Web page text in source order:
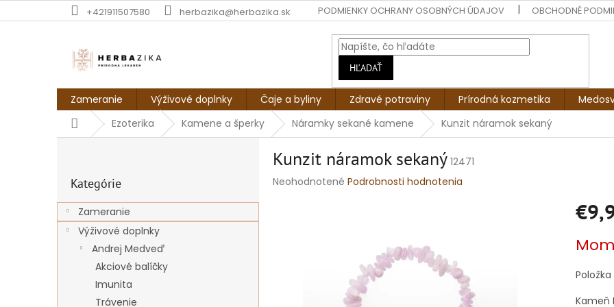
na
+421911507580 herbazika@herbazika.sk PODMIENKY OCHRANY OSOBNÝCH ÚDAJOV OBCHODNÉ
HĽADAŤ
Zameranie Výživové doplnky Čaje a byliny Zdravé potraviny Prírodná kozmetika
DomovEzoterika Kamene a šperky Náramky sekané kamene Kunzit náramok sekaný
ý
p
kategórie
Kategórie
Zameranie
Výživové doplnky
Andrej Medveď
Akciové balíčky
Imunita
Trávenie
Kunzit náramok sekaný 12471
Priemerné
Neohodnotené Podrobnosti hodnotenia
cena:
Kameň